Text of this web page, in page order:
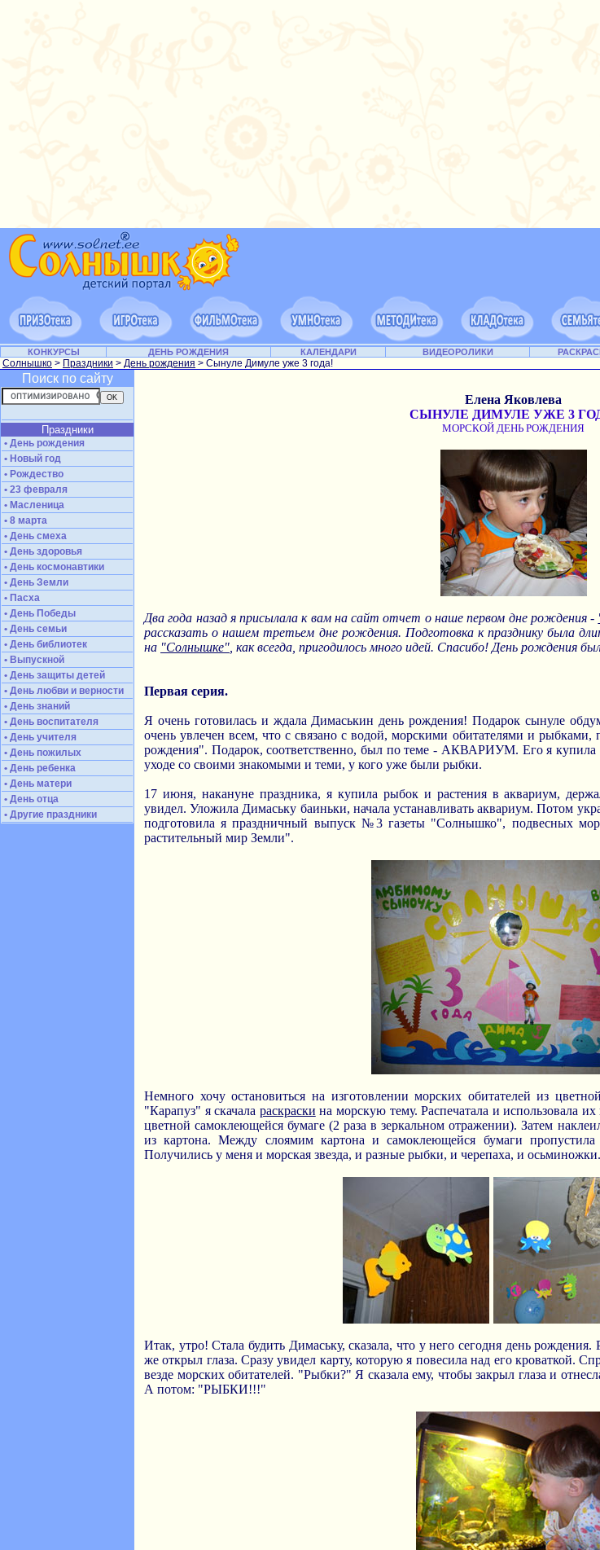
КОНКУРСЫ ДЕНЬ РОЖДЕНИЯ КАЛЕНДАРИ ВИДЕОРОЛИКИ
Солнышко > Праздники > День рождения > Сынуле Димуле уже 3 года!
Поиск по сайту
Праздники
• День рождения
• Новый год
• Рождество
• 23 февраля
• Масленица
• 8 марта
• День смеха
• День здоровья
• День космонавтики
• День Земли
• Пасха
• День Победы
• День семьи
• День библиотек
• Выпускной
• День защиты детей
• День любви и верности
• День знаний
• День воспитателя
• День учителя
• День пожилых
• День ребенка
• День матери
• День отца
• Другие праздники
Елена Яковлева
СЫНУЛЕ ДИМУЛЕ УЖЕ 3
МОРСКОЙ ДЕНЬ РОЖДЕНИЯ
Два года назад я присылала к вам на сайт отчет о наше первом дне рождения -
рассказать о нашем третьем дне рождения. Подготовка к празднику была
на "Солнышке" , как всегда, пригодилось много идей. Спасибо! День рождения
Первая серия.
Я очень готовилась и ждала Димаськин день рождения! Подарок сынуле
очень увлечен всем, что с связано с водой, морскими обитателями и
рождения". Подарок, соответственно, был по теме - АКВАРИУМ. Его я купила
уходе со своими знакомыми и теми, у кого уже были рыбки.
17 июня, накануне праздника, я купила рыбок и растения в аквариум,
увидел. Уложила Димаську баиньки, начала устанавливать аквариум. Потом
подготовила я праздничный выпуск №3 газеты "Солнышко", подвесных
растительный мир Земли".
Немного хочу остановиться на изготовлении морских обитателей из
"Карапуз" я скачала раскраски на морскую тему. Распечатала и использовала
цветной самоклеющейся бумаге (2 раза в зеркальном отражении). Затем
из картона. Между слоямим картона и самоклеющейся бумаги
Получились у меня и морская звезда, и разные рыбки, и черепаха, и осьминожки.
Итак, утро! Стала будить Димаську, сказала, что у него сегодня день
же открыл глаза. Сразу увидел карту, которую я повесила над его кроваткой.
везде морских обитателей. "Рыбки?" Я сказала ему, чтобы закрыл глаза и
А потом: "РЫБКИ!!!"